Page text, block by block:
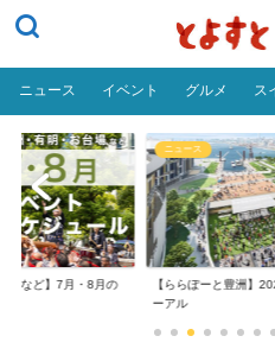
ニュース イベント グルメ ス
場など】7月・8月の
ニュース
【ららぽーと豊洲】
ーアル